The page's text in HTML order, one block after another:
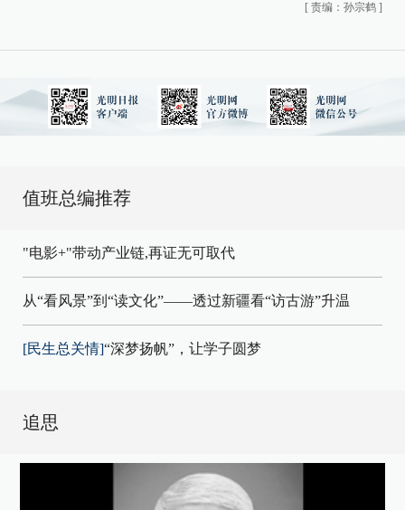
[ 责编：孙宗鹤 ]
值班总编推荐
"电影+"带动产业链,再证无可取代
从“看风景”到“读文化”——透过新疆看“访古游”升温
[民生总关情]“深梦扬帆”，让学子圆梦
追思